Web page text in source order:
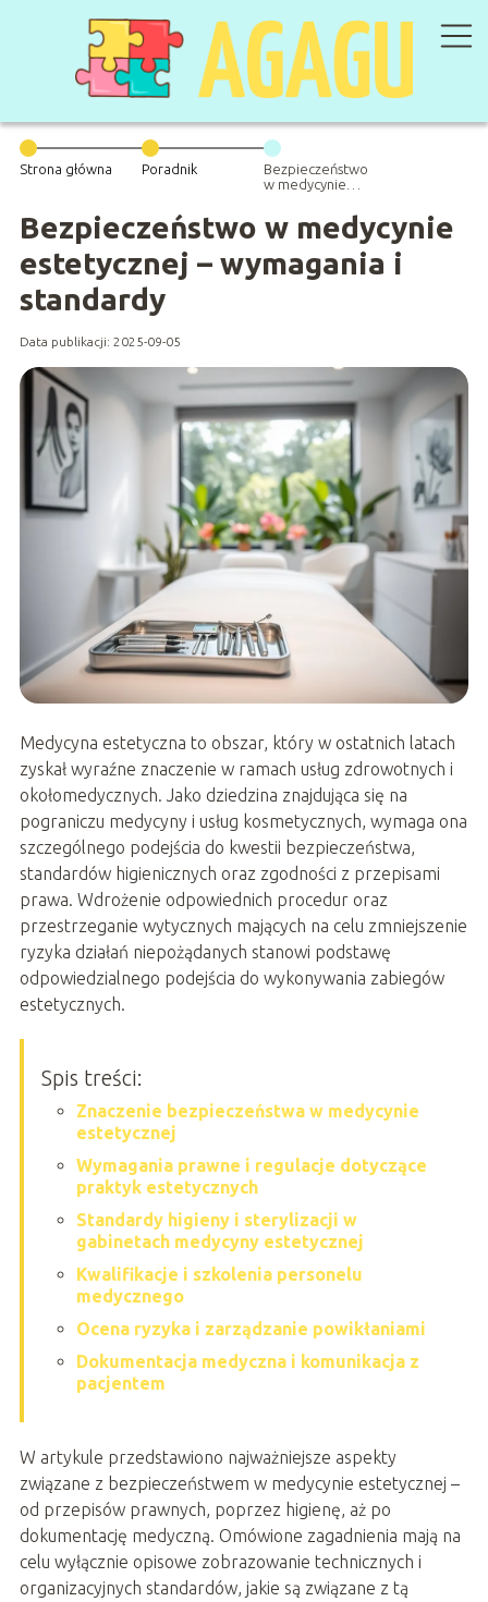
Strona główna Poradnik
Bezpieczeństwo
w medycynie
standardy
Bezpieczeństwo w medycynie
estetycznej – wymagania i
standardy
Data publikacji: 2025-09-05
Medycyna estetyczna to obszar, który w ostatnich latach
zyskał wyraźne znaczenie w ramach usług zdrowotnych i
okołomedycznych. Jako dziedzina znajdująca się na
pograniczu medycyny i usług kosmetycznych, wymaga ona
szczególnego podejścia do kwestii bezpieczeństwa,
standardów higienicznych oraz zgodności z przepisami
prawa. Wdrożenie odpowiednich procedur oraz
przestrzeganie wytycznych mających na celu zmniejszenie
ryzyka działań niepożądanych stanowi podstawę
odpowiedzialnego podejścia do wykonywania zabiegów
estetycznych.
Spis treści:
Znaczenie bezpieczeństwa w medycynie
estetycznej
Wymagania prawne i regulacje dotyczące
praktyk estetycznych
Standardy higieny i sterylizacji w
gabinetach medycyny estetycznej
Kwalifikacje i szkolenia personelu
medycznego
Ocena ryzyka i zarządzanie powikłaniami
Dokumentacja medyczna i komunikacja z
pacjentem
W artykule przedstawiono najważniejsze aspekty
związane z bezpieczeństwem w medycynie estetycznej –
od przepisów prawnych, poprzez higienę, aż po
dokumentację medyczną. Omówione zagadnienia mają na
celu wyłącznie opisowe zobrazowanie technicznych i
organizacyjnych standardów, jakie są związane z tą